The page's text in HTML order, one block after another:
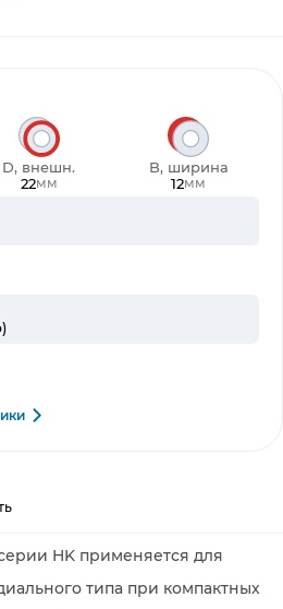
D, внешн.
22мм
B, ширина
12мм
HK применяется для
типа при компактных